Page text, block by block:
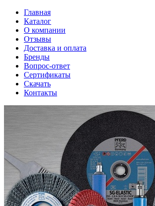
Главная
Каталог
О компании
Отзывы
Доставка и оплата
Бренды
Вопрос-ответ
Сертификаты
Скачать
Контакты